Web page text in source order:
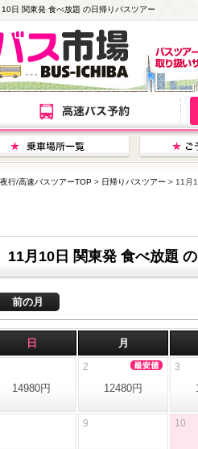
10日 関東発 食べ放題 の日帰りバスツアー
行/高速バスツアーTOP > 日帰りバスツアー > 11月
11月10日 関東発 食べ放題
前の月
日 月
14980円
2
12480円
3
9 10